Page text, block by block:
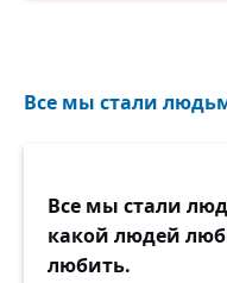
Все мы стали
Все мы стали
какой людей
любить.